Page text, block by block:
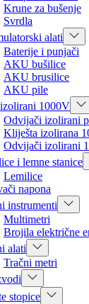
Krune za bušenje
Svrdla
alati
Baterije i punjači
AKU bušilice
AKU brusilice
AKU pile
1000V
Odvijači izolirani
Kliješta izolirana
Odvijači izolirani
i lemne stanice
Lemilice
napona
instrumenti
Multimetri
Brojila električne
alati
Tračni metri
stopice